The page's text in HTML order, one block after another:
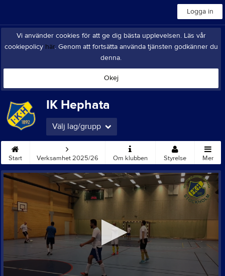
Logga in
Vi använder cookies för att ge dig bästa upplevelsen. Läs vår
cookiepolicy här. Genom att fortsätta använda tjänsten godkänner du
denna.
Okej
IK Hephata
Välj lag/grupp
Start Verksamhet 2025/26 Om klubben Styrelse Mer